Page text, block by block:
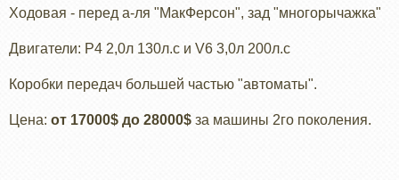
Ходовая - перед а-ля "МакФерсон", зад "многорычажка"
Двигатели: Р4 2,0л 130л.с и V6 3,0л 200л.с
Коробки передач большей частью "автоматы".
Цена: от 17000$ до 28000$ за машины 2го поколения.